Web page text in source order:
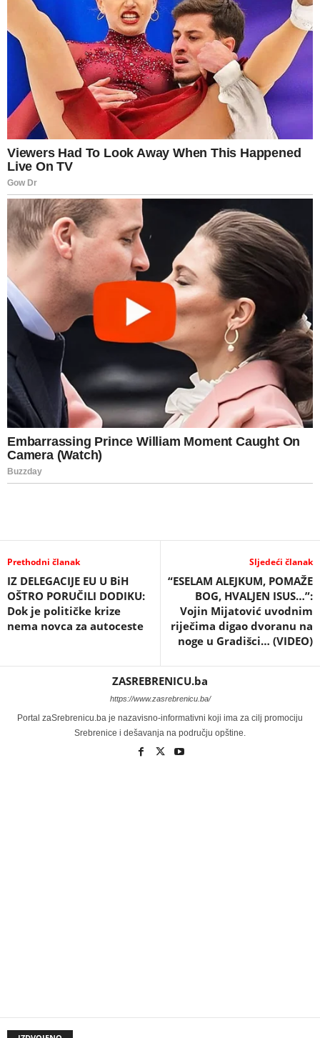
Prethodni članak
IZ DELEGACIJE EU U BiH
OŠTRO PORUČILI DODIKU:
Dok je političke krize
nema novca za autoceste
Sljedeći članak
“ESELAM ALEJKUM, POMAŽE
BOG, HVALJEN ISUS…”:
Vojin Mijatović uvodnim
riječima digao dvoranu na
noge u Gradišci… (VIDEO)
ZASREBRENICU.ba
https://www.zasrebrenicu.ba/
Portal zaSrebrenicu.ba je nazavisno-informativni koji ima za cilj promociju
Srebrenice i dešavanja na području opštine.